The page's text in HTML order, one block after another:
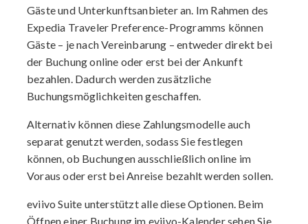
Gäste und Unterkunftsanbieter an. Im Rahmen des
Expedia Traveler Preference-Programms können
Gäste – je nach Vereinbarung – entweder direkt bei
der Buchung online oder erst bei der Ankunft
bezahlen. Dadurch werden zusätzliche
Buchungsmöglichkeiten geschaffen.
Alternativ können diese Zahlungsmodelle auch
separat genutzt werden, sodass Sie festlegen
können, ob Buchungen ausschließlich online im
Voraus oder erst bei Anreise bezahlt werden sollen.
eviivo Suite unterstützt alle diese Optionen. Beim
Öffnen einer Buchung im eviivo-Kalender sehen Sie